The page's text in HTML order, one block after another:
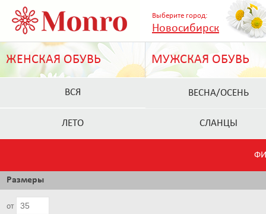
Выберите город:
Новосибирск
ЖЕНСКАЯ ОБУВЬ МУЖСКАЯ ОБУВЬ
ВСЯ ВЕСНА/ОСЕНЬ
ЛЕТО СЛАНЦЫ
Размеры
от